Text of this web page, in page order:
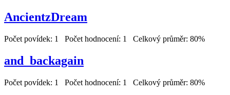
AncientzDream
Počet povídek: 1 Počet hodnocení: 1 Celkový průměr: 80%
and_backagain
Počet povídek: 1 Počet hodnocení: 1 Celkový průměr: 80%